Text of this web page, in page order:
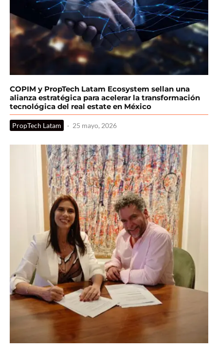
COPIM y PropTech Latam Ecosystem sellan una
alianza estratégica para acelerar la transformación
tecnológica del real estate en México
PropTech Latam · 25 mayo, 2026